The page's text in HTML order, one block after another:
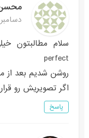
دسامبر 7, 2019 در 10:16 ق.ظ
perfect
روشن شدیم بعد از
اگر تصویریش رو
پاسخ